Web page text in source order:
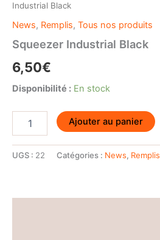
Industrial Black
News, Remplis, Tous nos produits
Squeezer Industrial Black
6,50€
Disponibilité : En stock
Industrial
Ajouter au panier
UGS : 22 Catégories : News, Remplis